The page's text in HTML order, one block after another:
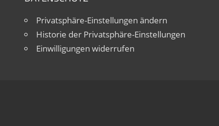
Privatsphäre-Einstellungen ändern
Historie der Privatsphäre-Einstellungen
Einwilligungen widerrufen